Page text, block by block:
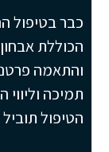
כבר בטיפול
הכוללת
והתאמה
תמיכה
הטיפול תוביל